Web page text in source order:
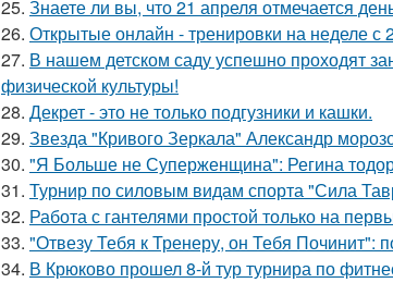
25. Знаете ли вы, что 21 апреля отмечается
26. Открытые онлайн - тренировки на неделе с
27. В нашем детском саду успешно проходят
физической культуры!
28. Декрет - это не только подгузники и кашки.
29. Звезда "Кривого Зеркала" Александр
30. "Я Больше не Суперженщина": Регина
31. Турнир по силовым видам спорта "Сила
32. Работа с гантелями простой только на
33. "Отвезу Тебя к Тренеру, он Тебя Починит":
34. В Крюково прошел 8-й тур турнира по